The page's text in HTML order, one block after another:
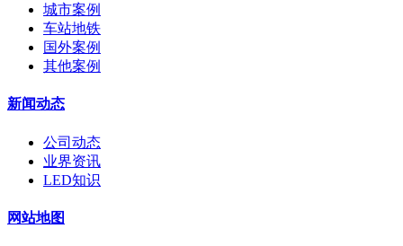
城市案例
车站地铁
国外案例
其他案例
新闻动态
公司动态
业界资讯
LED知识
网站地图